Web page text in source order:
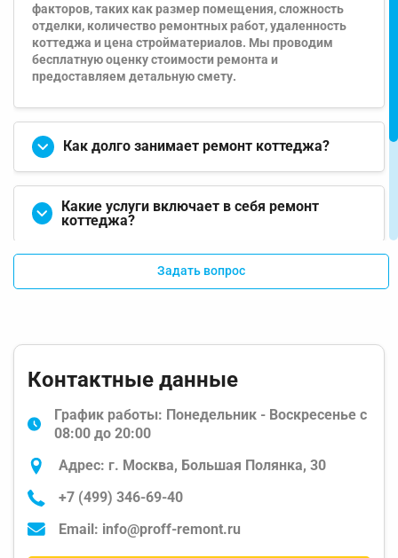
факторов, таких как размер помещения, сложность
отделки, количество ремонтных работ, удаленность
коттеджа и цена стройматериалов. Мы проводим
бесплатную оценку стоимости ремонта и
предоставляем детальную смету.
Как долго занимает ремонт коттеджа?
Какие услуги включает в себя ремонт
коттеджа?
Можете ли вы предоставить гарантию на
ремонт коттеджа?
Как я могу связаться с вами, чтобы заказать
Задать вопрос
Контактные данные
График работы: Понедельник - Воскресенье с
08:00 до 20:00
Адрес: г. Москва, Большая Полянка, 30
+7 (499) 346-69-40
Email: info@proff-remont.ru